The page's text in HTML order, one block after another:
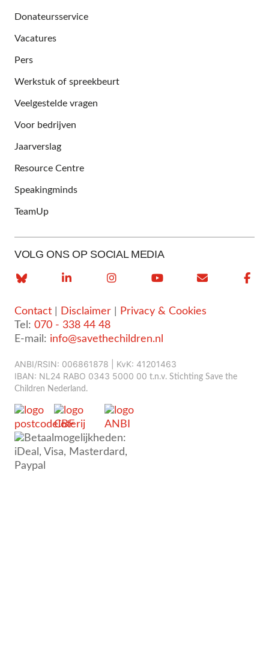
Donateursservice
Vacatures
Pers
Werkstuk of spreekbeurt
Veelgestelde vragen
Voor bedrijven
Jaarverslag
Resource Centre
Speakingminds
TeamUp
VOLG ONS OP SOCIAL MEDIA
Contact Disclaimer
Privacy & Cookies
Tel: 070 - 338 44 48
E-mail: info@savethechildren.nl
ANBI/RSIN: 006861878 | KvK: 41201463
IBAN: NL24 RABO 0343 5000 00 t.n.v. Stichting Save the
Children Nederland.